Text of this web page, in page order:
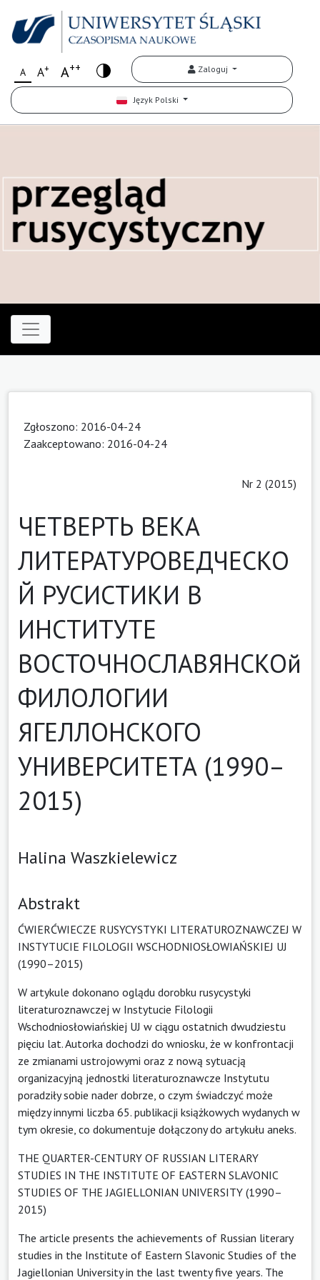
A A+ A++ Zaloguj
Język Polski
Zgłoszono: 2016-04-24
Zaakceptowano: 2016-04-24
Nr 2 (2015)
ЧЕТВЕРТЬ ВЕКА
ЛИТЕРАТУРОВЕДЧЕСКО
Й РУСИСТИКИ В
ИНСТИТУТЕ
ВОСТОЧНОСЛАВЯНСКОй
ФИЛОЛОГИИ
ЯГЕЛЛОНСКОГО
УНИВЕРСИТЕТА (1990–
2015)
Halina Waszkielewicz
Abstrakt
ĆWIERĆWIECZE RUSYCYSTYKI LITERATUROZNAWCZEJ W
INSTYTUCIE FILOLOGII WSCHODNIOSŁOWIAŃSKIEJ UJ
(1990–2015)
W artykule dokonano oglądu dorobku rusycystyki
literaturoznawczej w Instytucie Filologii
Wschodniosłowiańskiej UJ w ciągu ostatnich dwudziestu
pięciu lat. Autorka dochodzi do wniosku, że w konfrontacji
ze zmianami ustrojowymi oraz z nową sytuacją
organizacyjną jednostki literaturoznawcze Instytutu
poradziły sobie nader dobrze, o czym świadczyć może
między innymi liczba 65. publikacji książkowych wydanych w
tym okresie, co dokumentuje dołączony do artykułu aneks.
THE QUARTER-CENTURY OF RUSSIAN LITERARY
STUDIES IN THE INSTITUTE OF EASTERN SLAVONIC
STUDIES OF THE JAGIELLONIAN UNIVERSITY (1990–
2015)
The article presents the achievements of Russian literary
studies in the Institute of Eastern Slavonic Studies of the
Jagiellonian University in the last twenty five years. The